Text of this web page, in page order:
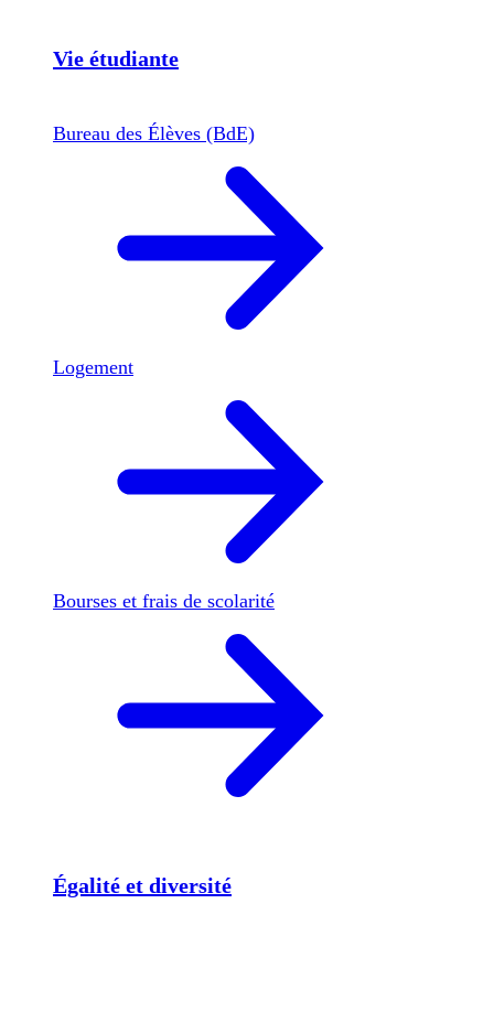
Vie étudiante
Bureau des Élèves (BdE)
Logement
Bourses et frais de scolarité
Égalité et diversité